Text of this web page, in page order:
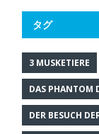
タグ
3 MUSKETIERE
DAS PHANTOM
DER BESUCH